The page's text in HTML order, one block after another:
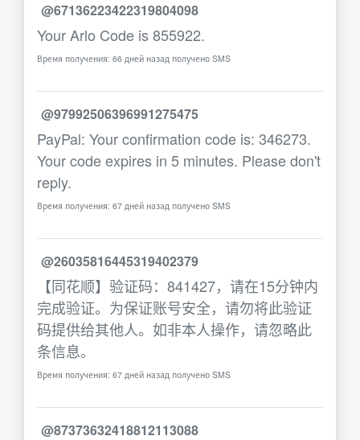
@67136223422319804098
Your Arlo Code is 855922.
Время получения: 66 дней назад получено SMS
@97992506396991275475
PayPal: Your confirmation code is: 346273.
Your code expires in 5 minutes. Please don't
reply.
Время получения: 67 дней назад получено SMS
@26035816445319402379
【同花顺】验证码：841427，请在15分钟内
完成验证。为保证账号安全，请勿将此验证
码提供给其他人。如非本人操作，请忽略此
条信息。
Время получения: 67 дней назад получено SMS
@87373632418812113088